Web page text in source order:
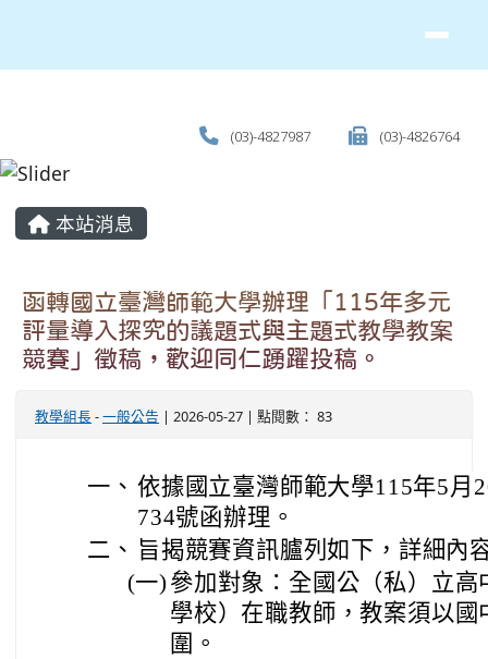
(03)-4827987 (03)-4826764
主內容區域
本站消息
函轉國立臺灣師範大學辦理「115年多元
評量導入探究的議題式與主題式教學教案
競賽」徵稿，歡迎同仁踴躍投稿。
教學組長-一般公告 | 2026-05-27 | 點閱數： 83
一、 依據國立臺灣師範大學115年5月
734號函辦理。
二、 旨揭競賽資訊臚列如下，詳細內
(一) 參加對象：全國公（私）立
學校）在職教師，教案須以
圍。